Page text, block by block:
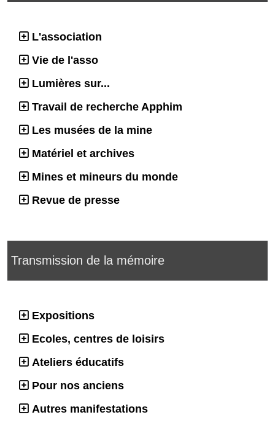
L'association
Vie de l'asso
Lumières sur...
Travail de recherche Apphim
Les musées de la mine
Matériel et archives
Mines et mineurs du monde
Revue de presse
Transmission de la mémoire
Expositions
Ecoles, centres de loisirs
Ateliers éducatifs
Pour nos anciens
Autres manifestations